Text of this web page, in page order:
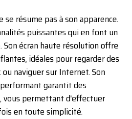
résume pas à son apparence.
puissantes qui en font un
écran haute résolution offre
idéales pour regarder des
naviguer sur Internet. Son
garantit des
vous permettant d'effectuer
en toute simplicité.